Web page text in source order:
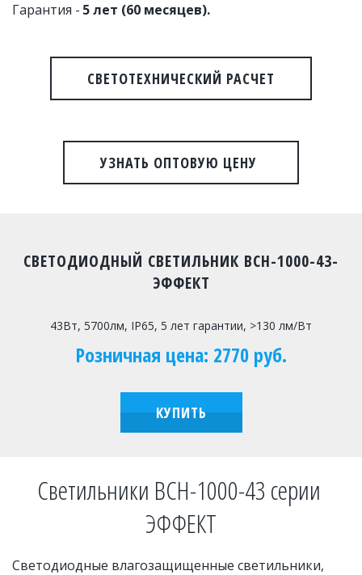
Гарантия - 5 лет (60 месяцев).
СВЕТОТЕХНИЧЕСКИЙ РАСЧЕТ
УЗНАТЬ ОПТОВУЮ ЦЕНУ
СВЕТОДИОДНЫЙ СВЕТИЛЬНИК ВСН-1000-43-
ЭФФЕКТ
43Вт, 5700лм, IP65, 5 лет гарантии, >130 лм/Вт
Розничная цена: 2770 руб.
КУПИТЬ
Светильники ВСН-1000-43 серии
ЭФФЕКТ
Светодиодные влагозащищенные светильники,